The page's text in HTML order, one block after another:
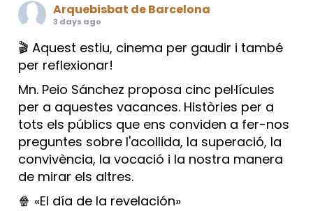
Arquebisbat de Barcelona
3 days ago
🎬 Aquest estiu, cinema per gaudir i també
per reflexionar!
Mn. Peio Sánchez proposa cinc pel·lícules
per a aquestes vacances. Històries per a
tots els públics que ens conviden a fer-nos
preguntes sobre l'acollida, la superació, la
convivència, la vocació i la nostra manera
de mirar els altres.
🍿 «El día de la revelación»